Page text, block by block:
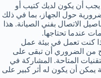
يجب أن يكون لديك كتيب أو
حول الجهاز، بما في ذلك
الاتصال بفني الصيانة. هذا
عندما تحتاجها.
كنت تعمل في بيئة عمل
من الضروري أن تبقى على
المتاحة. المشاركة في
يمكن أن يكون له أثر كبير على